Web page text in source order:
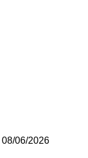
08/06/2026